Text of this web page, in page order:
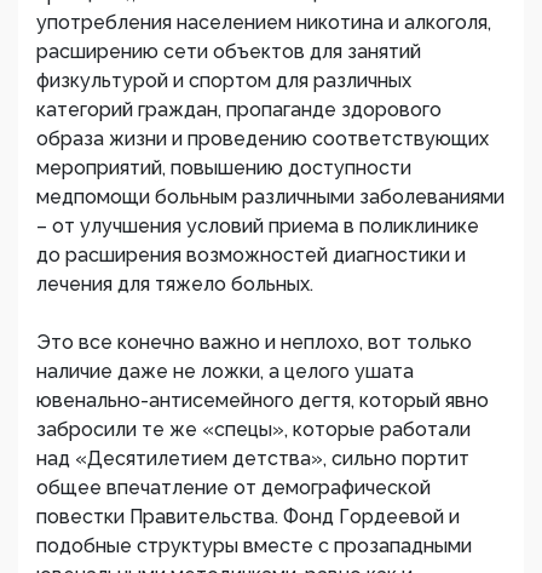
употребления населением никотина и алкоголя,
расширению сети объектов для занятий
физкультурой и спортом для различных
категорий граждан, пропаганде здорового
образа жизни и проведению соответствующих
мероприятий, повышению доступности
медпомощи больным различными заболеваниями
– от улучшения условий приема в поликлинике
до расширения возможностей диагностики и
лечения для тяжело больных.
Это все конечно важно и неплохо, вот только
наличие даже не ложки, а целого ушата
ювенально-антисемейного дегтя, который явно
забросили те же «спецы», которые работали
над «Десятилетием детства», сильно портит
общее впечатление от демографической
повестки Правительства. Фонд Гордеевой и
подобные структуры вместе с прозападными